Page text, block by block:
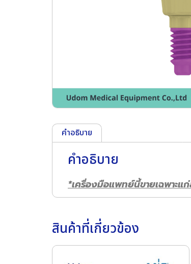
คำอธิบาย
คำอธิบาย
*เครื่องมือแพทย์นี้ขายเฉพาะแ
สินค้าที่เกี่ยวข้อง